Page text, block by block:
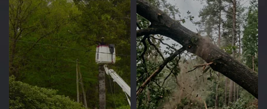
Paysagiste 18
Artisan paysagiste 18
Cher tel: 02.52.56.49.40
Pose et
changement
grillage et clôture
18